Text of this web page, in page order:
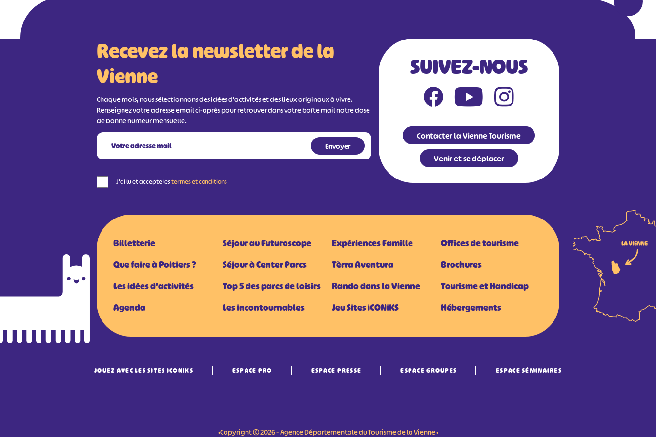
Recevez la newsletter de la
Vienne
Chaque mois, nous sélectionnons des idées d'activités et des lieux originaux à vivre.
Renseignez votre adresse email ci-après pour retrouver dans votre boîte mail notre dose
de bonne humeur mensuelle.
J'ai lu et accepte lestermes et conditions
SUIVEZ-NOUS
Contacter la Vienne Tourisme
Venir et se déplacer
Billetterie
Que faire à Poitiers ?
Les idées d'activités
Agenda
Séjour au Futuroscope
Séjour à Center Parcs
Top 5 des parcs de loisirs
Les incontournables
Expériences Famille
Tèrra Aventura
Rando dans la Vienne
Jeu Sites iCONiKS
Offices de tourisme
Brochures
Tourisme et Handicap
Hébergements
JOUEZ AVEC LES SITES ICONIKS ESPACE PRO ESPACE PRESSE ESPACE GROUPES ESPACE SÉMINAIRES
•Copyright © 2026 – Agence Départementale du Tourisme de la Vienne •